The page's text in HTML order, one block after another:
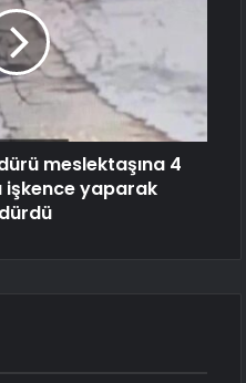
meslektaşına 4
yaparak